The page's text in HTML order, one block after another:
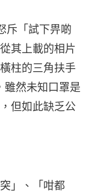
斥「試下畀啲
其上載的相片
柱的三角扶手
雖然未知口罩是
但如此缺乏公
」、「咁都